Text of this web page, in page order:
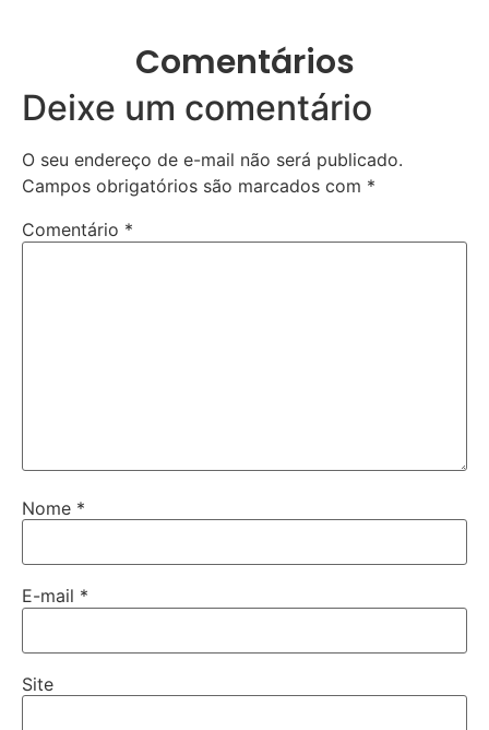
Comentários
Deixe um comentário
O seu endereço de e-mail não será publicado.
Campos obrigatórios são marcados com *
Comentário *
Nome *
E-mail *
Site